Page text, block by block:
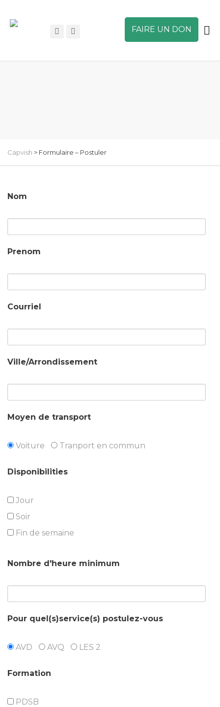
FAIRE UN DON
Capvish > Formulaire – Postuler
Nom
Prenom
Courriel
Ville/Arrondissement
Moyen de transport
Voiture Tranport en commun
Disponibilities
Jour
Soir
Fin de semaine
Nombre d'heure minimum
Pour quel(s)service(s) postulez-vous
AVD AVQ LES 2
Formation
PDSB